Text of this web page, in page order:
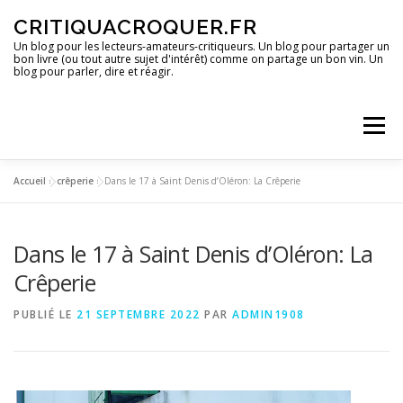
contenu
CRITIQUACROQUER.FR
Un blog pour les lecteurs-amateurs-critiqueurs. Un blog pour partager un
bon livre (ou tout autre sujet d'intérêt) comme on partage un bon vin. Un
blog pour parler, dire et réagir.
Menu
DES IMAGES DES SPECTACLES DES OPINIONS
Accueil »crêperie »Dans le 17 à Saint Denis d’Oléron: La Crêperie
Dans le 17 à Saint Denis d’Oléron: La
Crêperie
PUBLIÉ LE 21 SEPTEMBRE 2022 PAR ADMIN1908